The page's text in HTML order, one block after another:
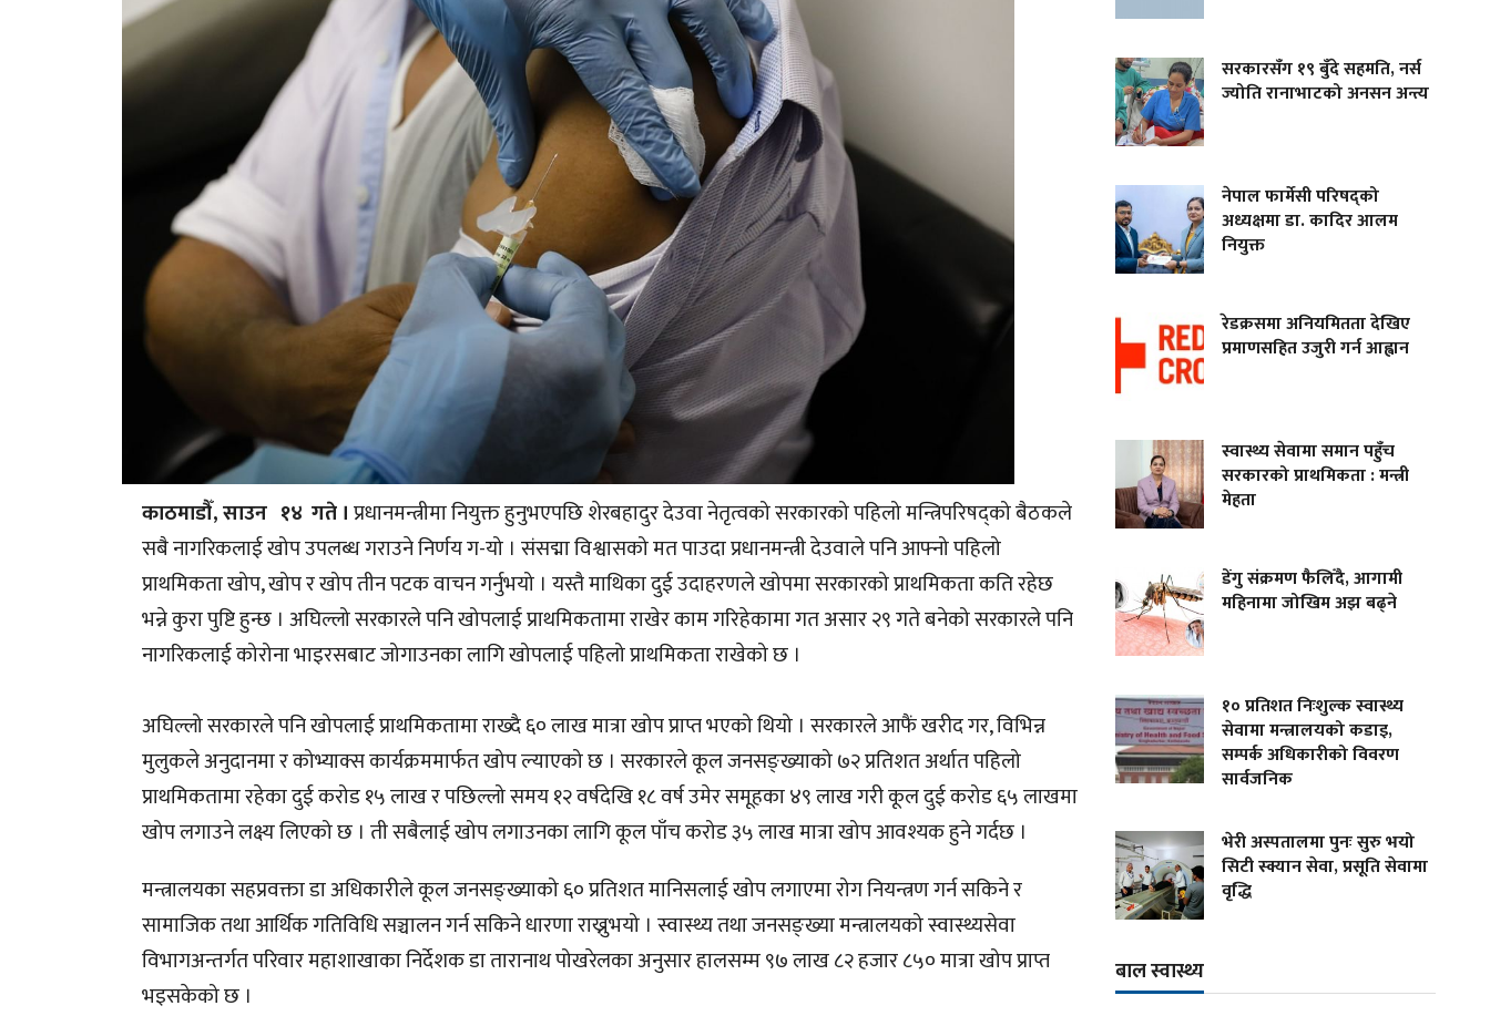
काठमाडौँ, साउन १४ गते ।प्रधानमन्त्रीमा नियुक्त हुनुभएपछि शेरबहादुर देउवा नेतृत्वको सरकारको पहिलो मन्त्रिपरिषद्को बैठकले
सबै नागरिकलाई खोप उपलब्ध गराउने निर्णय ग-यो । संसद्मा विश्वासको मत पाउदा प्रधानमन्त्री देउवाले पनि आफ्नो पहिलो
प्राथमिकता खोप, खोप र खोप तीन पटक वाचन गर्नुभयो । यस्तै माथिका दुई उदाहरणले खोपमा सरकारको प्राथमिकता कति रहेछ
भन्ने कुरा पुष्टि हुन्छ । अघिल्लो सरकारले पनि खोपलाई प्राथमिकतामा राखेर काम गरिहेकामा गत असार २९ गते बनेको सरकारले पनि
नागरिकलाई कोरोना भाइरसबाट जोगाउनका लागि खोपलाई पहिलो प्राथमिकता राखेको छ ।
अघिल्लो सरकारले पनि खोपलाई प्राथमिकतामा राख्दै ६० लाख मात्रा खोप प्राप्त भएको थियो । सरकारले आफैं खरीद गर, विभिन्न
मुलुकले अनुदानमा र कोभ्याक्स कार्यक्रममार्फत खोप ल्याएको छ । सरकारले कूल जनसङ्ख्याको ७२ प्रतिशत अर्थात पहिलो
प्राथमिकतामा रहेका दुई करोड १५ लाख र पछिल्लो समय १२ वर्षदेखि १८ वर्ष उमेर समूहका ४९ लाख गरी कूल दुई करोड ६५ लाखमा
खोप लगाउने लक्ष्य लिएको छ । ती सबैलाई खोप लगाउनका लागि कूल पाँच करोड ३५ लाख मात्रा खोप आवश्यक हुने गर्दछ ।
मन्त्रालयका सहप्रवक्ता डा अधिकारीले कूल जनसङ्ख्याको ६० प्रतिशत मानिसलाई खोप लगाएमा रोग नियन्त्रण गर्न सकिने र
सामाजिक तथा आर्थिक गतिविधि सञ्चालन गर्न सकिने धारणा राख्नुभयो । स्वास्थ्य तथा जनसङ्ख्या मन्त्रालयको स्वास्थ्यसेवा
विभागअन्तर्गत परिवार महाशाखाका निर्देशक डा तारानाथ पोखरेलका अनुसार हालसम्म ९७ लाख ८२ हजार ८५० मात्रा खोप प्राप्त
भइसकेको छ ।
सरकारसँग १९ बुँदे सहमति, नर्स
ज्योति रानाभाटको अनसन अन्त्य
नेपाल फार्मेसी परिषद्को
अध्यक्षमा डा. कादिर आलम
नियुक्त
रेडक्रसमा अनियमितता देखिए
प्रमाणसहित उजुरी गर्न आह्वान
स्वास्थ्य सेवामा समान पहुँच
सरकारको प्राथमिकता : मन्त्री
मेहता
डेंगु संक्रमण फैलिँदै, आगामी
महिनामा जोखिम अझ बढ्ने
१० प्रतिशत निःशुल्क स्वास्थ्य
सेवामा मन्त्रालयको कडाइ,
सम्पर्क अधिकारीको विवरण
सार्वजनिक
भेरी अस्पतालमा पुनः सुरु भयो
सिटी स्क्यान सेवा, प्रसूति सेवामा
वृद्धि
बाल स्वास्थ्य